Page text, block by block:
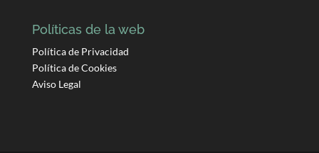
Políticas de la web
Política de Privacidad
Política de Cookies
Aviso Legal